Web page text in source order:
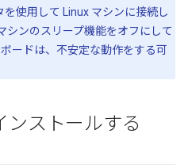
使用して Linux マシンに接続し
シンのスリープ機能をオフにして
ードは、不安定な動作をする可
ンストールする